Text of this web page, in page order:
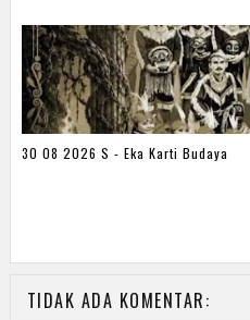
30 08 2026 S - Eka Karti Budaya
TIDAK ADA KOMENTAR: